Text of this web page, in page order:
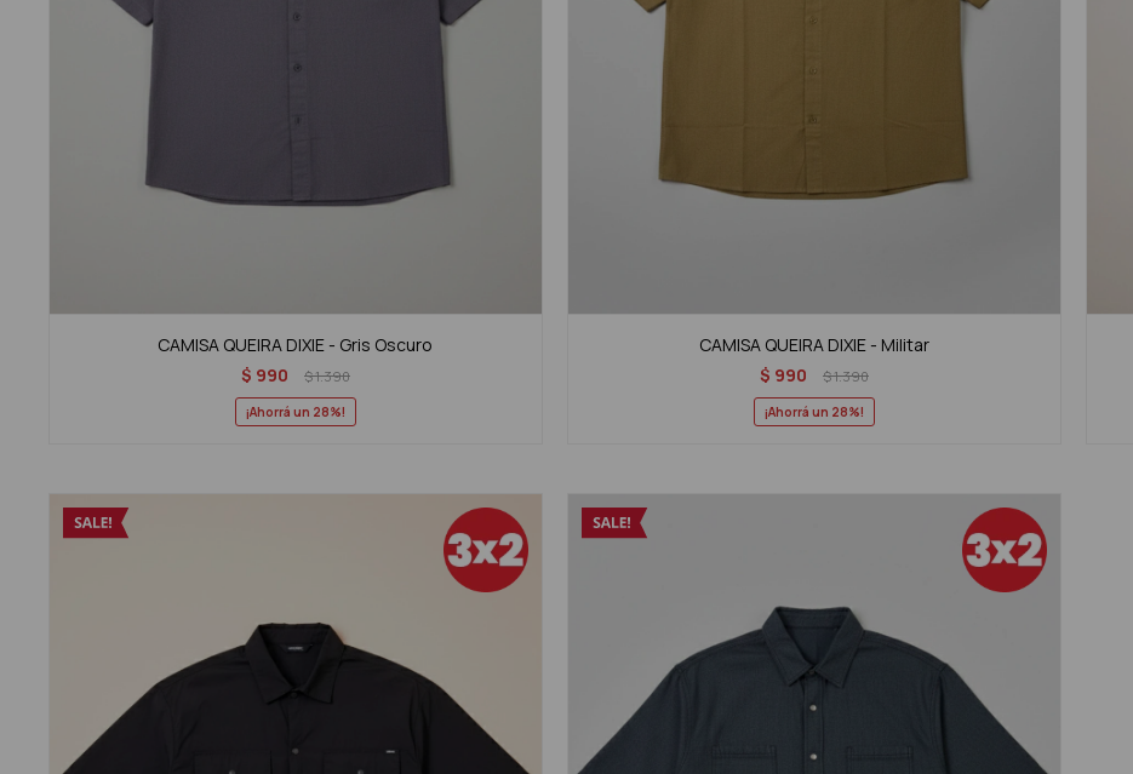
CAMISA QUEIRA DIXIE - Gris Oscuro
$ 990 $1.390
28
CAMISA QUEIRA DIXIE - Militar
$ 990 $1.390
28